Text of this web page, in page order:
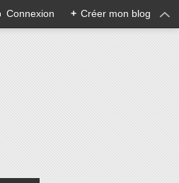
Connexion + Créer mon blog